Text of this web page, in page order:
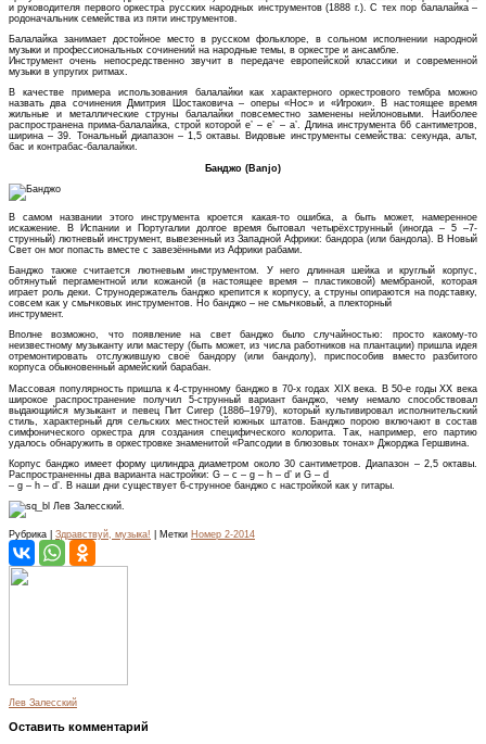
и руководителя первого оркестра русских народных инструментов (1888 г.). С тех пор балалайка –
родоначальник семейства из пяти инструментов.
Балалайка занимает достойное место в русском фольклоре, в сольном исполнении народной
музыки и профессиональных сочинений на народные темы, в оркестре и ансамбле.
Инструмент очень непосредственно звучит в передаче европейской классики и современной
музыки в упругих ритмах.
В качестве примера использования балалайки как характерного оркестрового тембра можно
назвать два сочинения Дмитрия Шостаковича – оперы «Нос» и «Игроки». В настоящее время
жильные и металлические струны балалайки повсеместно заменены нейлоновыми. Наиболее
распространена прима-балалайка, строй которой e’ – e’ – a’. Длина инструмента 66 сантиметров,
ширина – 39. Тональный диапазон – 1,5 октавы. Видовые инструменты семейства: секунда, альт,
бас и контрабас-балалайки.
Банджо (Banjo)
В самом названии этого инструмента кроется какая-то ошибка, а быть может, намеренное
искажение. В Испании и Португалии долгое время бытовал четырёхструнный (иногда – 5 –7-
струнный) лютневый инструмент, вывезенный из Западной Африки: бандора (или бандола). В Новый
Свет он мог попасть вместе с завезёнными из Африки рабами.
Банджо также считается лютневым инструментом. У него длинная шейка и круглый корпус,
обтянутый пергаментной или кожаной (в настоящее время – пластиковой) мембраной, которая
играет роль деки. Струнодержатель банджо крепится к корпусу, а струны опираются на подставку,
совсем как у смычковых инструментов. Но банджо – не смычковый, а плекторный
инструмент.
Вполне возможно, что появление на свет банджо было случайностью: просто какому-то
неизвестному музыканту или мастеру (быть может, из числа работников на плантации) пришла идея
отремонтировать отслужившую своё бандору (или бандолу), приспособив вместо разбитого
корпуса обыкновенный армейский барабан.
Массовая популярность пришла к 4-струнному банджо в 70-х годах XIX века. В 50-е годы XX века
широкое распространение получил 5-струнный вариант банджо, чему немало способствовал
выдающийся музыкант и певец Пит Сигер (1886–1979), который культивировал исполнительский
стиль, характерный для сельских местностей южных штатов. Банджо порою включают в состав
симфонического оркестра для создания специфического колорита. Так, например, его партию
удалось обнаружить в оркестровке знаменитой «Рапсодии в блюзовых тонах» Джорджа Гершвина.
Корпус банджо имеет форму цилиндра диаметром около 30 сантиметров. Диапазон – 2,5 октавы.
Распространенны два варианта настройки: G – c – g – h – d’ и G – d
– g – h – d’. В наши дни существует 6-струнное банджо с настройкой как у гитары.
Лев Залесский.
Рубрика | Здравствуй, музыка! | Метки Номер 2-2014
Лев Залесский
Оставить комментарий